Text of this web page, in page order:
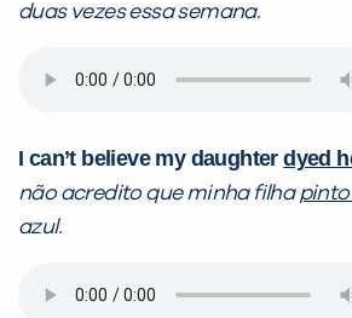
duas vezes essa semana.
I can’t believe my daughterdyed
não acredito que minha filha
azul.